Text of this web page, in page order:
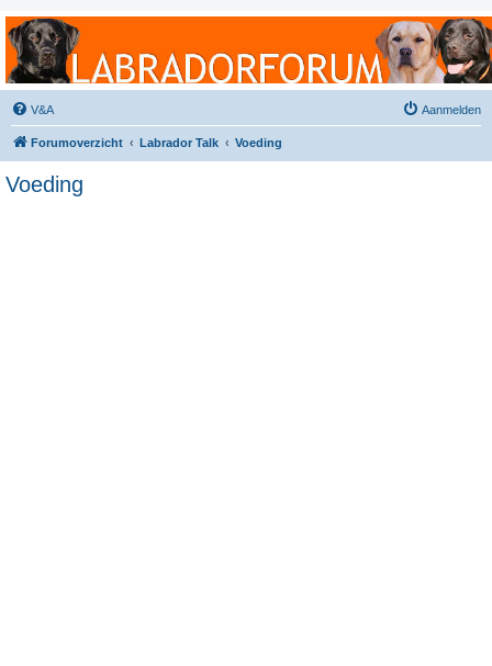
Labradorforum
Het gezelligste Labradorforum van Nederland en België!
V&A Aanmelden
Forumoverzicht Labrador Talk Voeding
Voeding